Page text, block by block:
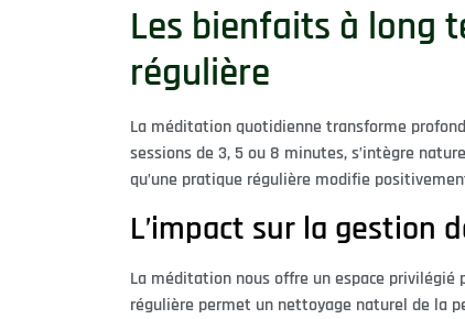
Les bienfaits à long
régulière
La méditation quotidienne transforme
sessions de 3, 5 ou 8 minutes, s’intègre
qu’une pratique régulière modifie
L’impact sur la gestion
La méditation nous offre un espace
régulière permet un nettoyage naturel de la